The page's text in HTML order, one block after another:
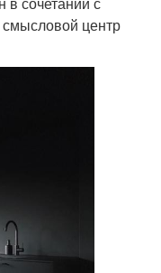
центр